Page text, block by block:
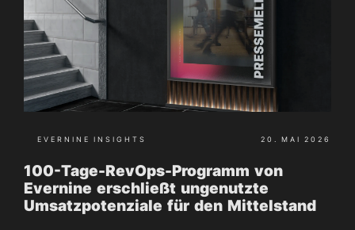
100-Tage-RevOps-Programm von
Evernine erschließt ungenutzte
Umsatzpotenziale für den Mittelstand
EVERNINE INSIGHTS 20. MAI 2026